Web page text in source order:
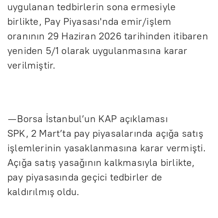
uygulanan tedbirlerin sona ermesiyle
birlikte, Pay Piyasası'nda emir/işlem
oranının 29 Haziran 2026 tarihinden itibaren
yeniden 5/1 olarak uygulanmasına karar
verilmiştir.
— Borsa İstanbul’un KAP açıklaması
SPK, 2 Mart’ta pay piyasalarında açığa satış
işlemlerinin yasaklanmasına karar vermişti.
Açığa satış yasağının kalkmasıyla birlikte,
pay piyasasında geçici tedbirler de
kaldırılmış oldu.